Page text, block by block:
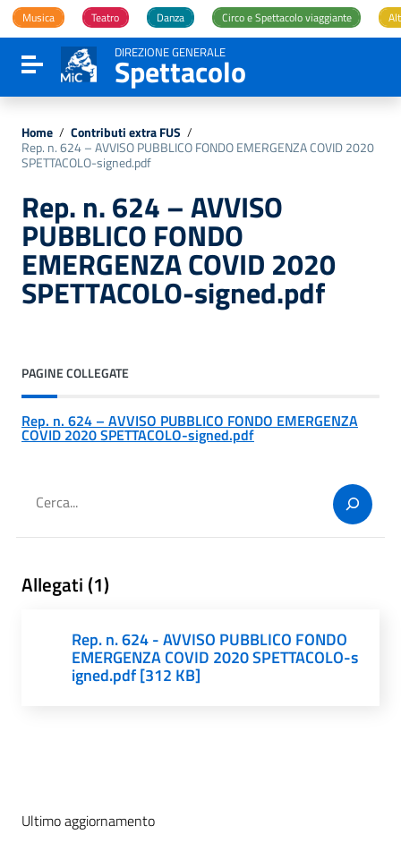
Vai ai contenuti
Vai al menu di navigazione
Vai al footer
Musica Teatro Danza Circo e Spettacolo viaggiante
Attiva / disattiva la navigazione
DIREZIONE GENERALE
Spettacolo
Home / Contributi extra FUS /
Rep. n. 624 – AVVISO PUBBLICO FONDO EMERGENZA COVID 2020
SPETTACOLO-signed.pdf
Rep. n. 624 – AVVISO
PUBBLICO FONDO
EMERGENZA COVID 2020
SPETTACOLO-signed.pdf
PAGINE COLLEGATE
Rep. n. 624 – AVVISO PUBBLICO FONDO EMERGENZA
COVID 2020 SPETTACOLO-signed.pdf
Cerca
Allegati (1)
Rep. n. 624 - AVVISO PUBBLICO FONDO
EMERGENZA COVID 2020 SPETTACOLO-s
igned.pdf [312 KB]
Ultimo aggiornamento